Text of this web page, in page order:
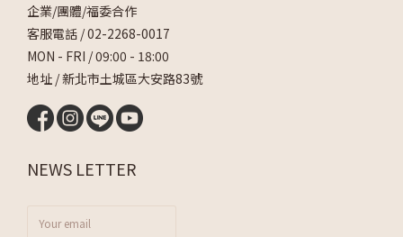
企業/團體/福委合作
客服電話 /02-2268-0017
MON - FRI / 09:00 - 18:00
地址 / 新北市土城區大安路83號
NEWS LETTER